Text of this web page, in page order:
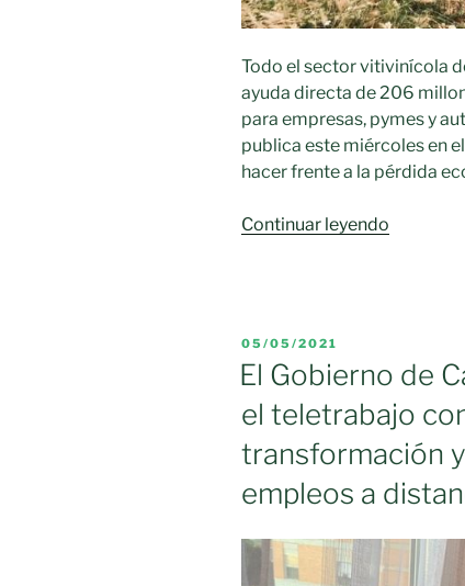
Todo el sector vitivinícola
ayuda directa de 206
para empresas, pymes y
publica este miércoles en
hacer frente a la pérdida
Continuar leyendo
podrá
solicitar
la
ayuda
directa
206
millones
PUBLICADO
EL
05/05/2021
El Gobierno de
el teletrabajo
transformación
empleos a